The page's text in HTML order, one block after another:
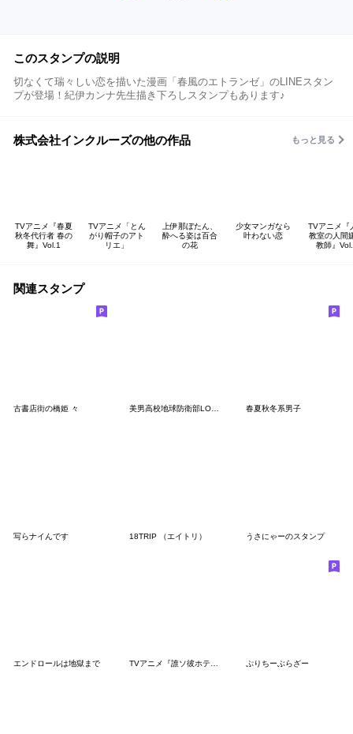
このスタンプの説明
切なくて瑞々しい恋を描いた漫画「春風のエトランゼ」のLINEスタン
プが登場！紀伊カンナ先生描き下ろしスタンプもあります♪
株式会社インクルーズの他の作品 もっと見る
TVアニメ『春夏
秋冬代行者 春の
舞』Vol.1
TVアニメ「とん
がり帽子のアト
リエ」
上伊那ぼたん、
酔へる姿は百合
の花
少女マンガなら
叶わない恋
TVアニメ『
教室の人間
教師』
関連スタンプ
古書店街の橋姫 々 美男高校地球防衛部LOVE！LOVE！ 春夏秋冬系男子
写らナイんです 18TRIP （エイトリ） うさにゃーのスタンプ
エンドロールは地獄まで ぷりちーぶらざー